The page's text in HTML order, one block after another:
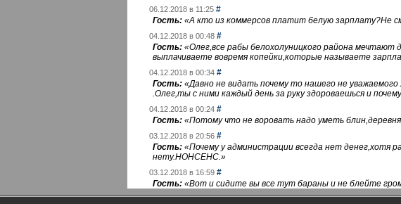
06.12.2018 в 11:25 #
Гость: «А кто из коммерсов платит белую зарплату?Не
04.12.2018 в 00:48 #
Гость: «Олег,все рабы белохолуницкого района мечтают
выплачиваете вовремя копейки,которые называете
04.12.2018 в 00:34 #
Гость: «Давно не видать почему то нашего не
.Олег,ты с ними каждый день за руку здороваешься и
04.12.2018 в 00:24 #
Гость: «Потому что не воровать надо уметь
03.12.2018 в 20:56 #
Гость: «Почему у администрации всегда нет денег,хотя
нету.НОНСЕНС.»
03.12.2018 в 16:59 #
Гость: «Вот и сидите вы все тут бараны и не блейте